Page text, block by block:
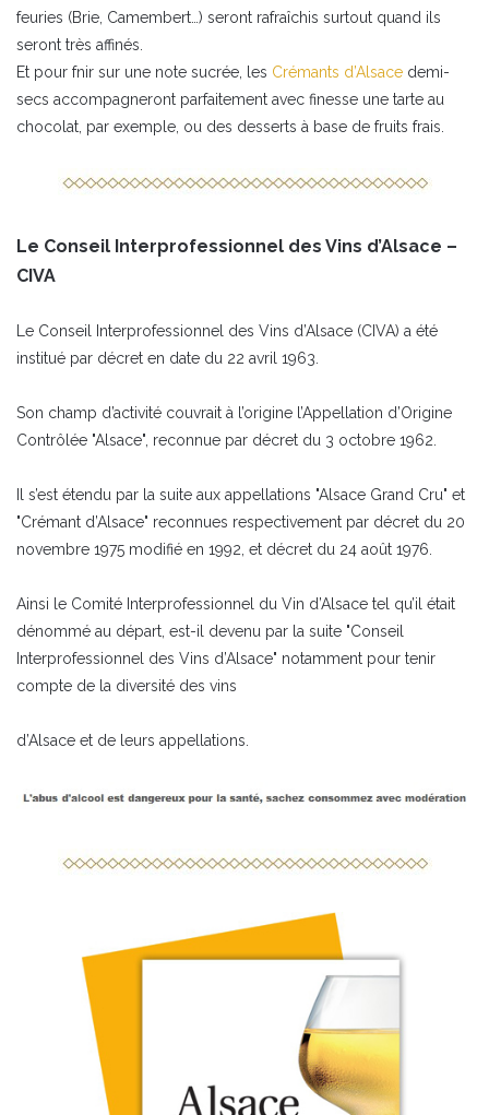
feuries (Brie, Camembert…) seront rafraîchis surtout quand ils
seront très affinés.
Et pour fnir sur une note sucrée, les Crémants d’Alsace demi-
secs accompagneront parfaitement avec finesse une tarte au
chocolat, par exemple, ou des desserts à base de fruits frais.
Le Conseil Interprofessionnel des Vins d’Alsace –
CIVA
Le Conseil Interprofessionnel des Vins d’Alsace (CIVA) a été
institué par décret en date du 22 avril 1963.
Son champ d’activité couvrait à l’origine l’Appellation d’Origine
Contrôlée "Alsace", reconnue par décret du 3 octobre 1962.
Il s’est étendu par la suite aux appellations "Alsace Grand Cru" et
"Crémant d’Alsace" reconnues respectivement par décret du 20
novembre 1975 modifié en 1992, et décret du 24 août 1976.
Ainsi le Comité Interprofessionnel du Vin d’Alsace tel qu’il était
dénommé au départ, est-il devenu par la suite "Conseil
Interprofessionnel des Vins d’Alsace" notamment pour tenir
compte de la diversité des vins
d’Alsace et de leurs appellations.